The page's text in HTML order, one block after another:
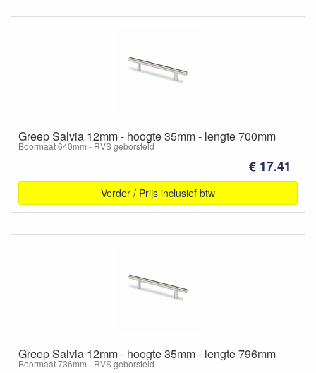
Greep Salvia 12mm - hoogte 35mm - lengte 700mm
Boormaat 640mm - RVS geborsteld
€ 17.41
Verder / Prijs inclusief btw
Greep Salvia 12mm - hoogte 35mm - lengte 796mm
Boormaat 736mm - RVS geborsteld